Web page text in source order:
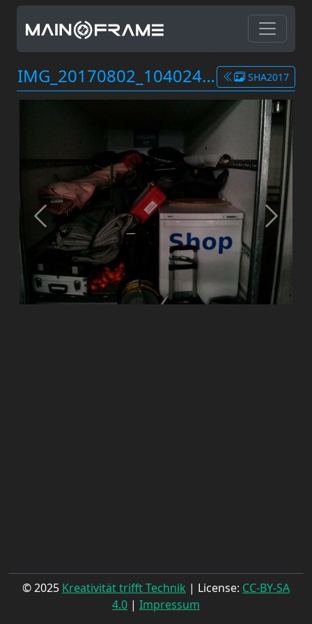
IMG_20170802_104024.jpg SHA2017
© 2025 Kreativität trifft Technik | License: CC-BY-SA
4.0 | Impressum